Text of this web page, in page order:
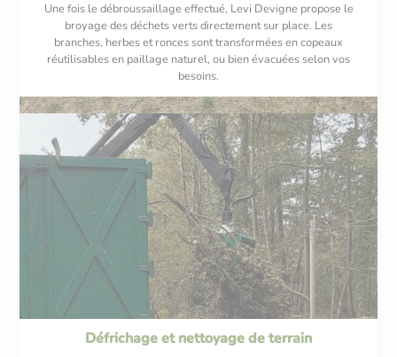
Une fois le débroussaillage effectué, Levi Devigne propose le
broyage des déchets verts directement sur place. Les
branches, herbes et ronces sont transformées en copeaux
réutilisables en paillage naturel, ou bien évacuées selon vos
besoins.
Défrichage et nettoyage de terrain